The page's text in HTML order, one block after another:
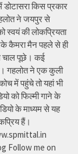
डोटासरा किस प्रकार
ने जयपुर से
की लोकप्रियता
कैमरा मैन पहले से ही
चाल पूछे। कई
गहलोत ने एक कुली
में पहुंचे तो यहां भी
को फिल्मी गाने के
के माध्यम से यह
हैं।
Follow me on